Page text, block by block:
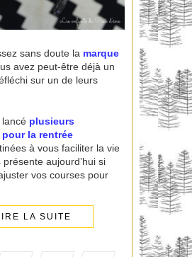
sans doute la marque
avez peut-être déjà un
sur un de leurs
plusieurs
la rentrée
à vous faciliter la vie
aujourd’hui si
vos courses pour
LA SUITE